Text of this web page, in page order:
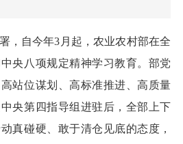
自今年3月起，农业农村部在全
央八项规定精神学习教育。部党
站位谋划、高标准推进、高质量
央第四指导组进驻后，全部上下
真碰硬、敢于清仓见底的态度，